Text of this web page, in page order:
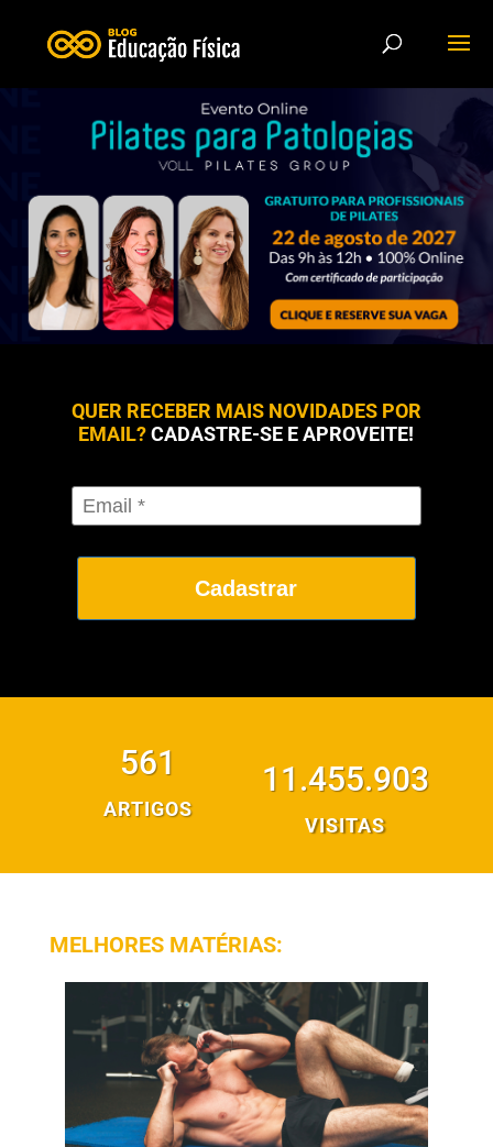
QUER RECEBER MAIS NOVIDADES POR
EMAIL?CADASTRE-SE E APROVEITE!
Cadastrar
561
ARTIGOS
11.455.903
VISITAS
MELHORES MATÉRIAS: